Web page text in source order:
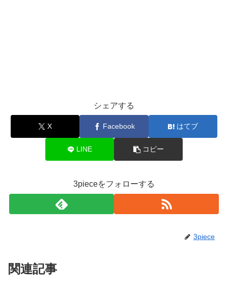
シェアする
X Facebook はてブ
LINE コピー
3pieceをフォローする
3piece
関連記事